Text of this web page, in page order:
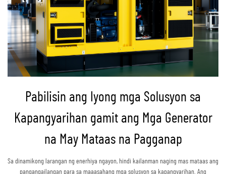
Pabilisin ang Iyong mga Solusyon sa
Kapangyarihan gamit ang Mga Generator
na May Mataas na Pagganap
Sa dinamikong larangan ng enerhiya ngayon, hindi kailanman naging mas mataas ang
pangangailangan para sa maaasahang mga solusyon sa kapangyarihan. Ang